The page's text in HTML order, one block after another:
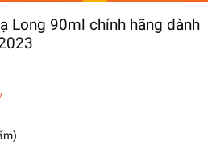
Long 90ml chính hãng dành